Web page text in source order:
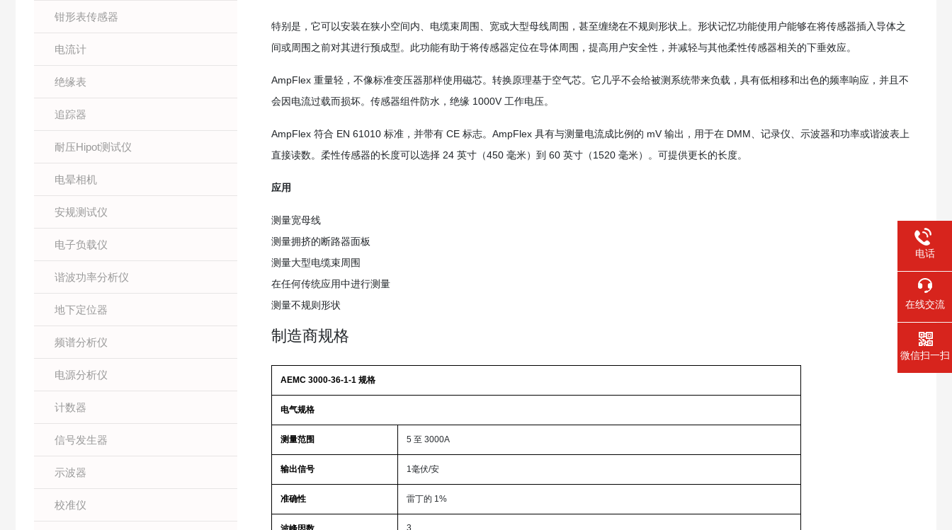
钳形表传感器
电流计
绝缘表
追踪器
耐压Hipot测试仪
电晕相机
安规测试仪
电子负载仪
谐波功率分析仪
地下定位器
频谱分析仪
电源分析仪
计数器
信号发生器
示波器
校准仪
特别是，它可以安装在狭小空间内、电缆束周围、宽或大型母线周围，甚至缠绕在不规则形状上。形状记忆功能使用户能够在将传感器插入导体之
间或周围之前对其进行预成型。此功能有助于将传感器定位在导体周围，提高用户安全性，并减轻与其他柔性传感器相关的下垂效应。
AmpFlex 重量轻，不像标准变压器那样使用磁芯。转换原理基于空气芯。它几乎不会给被测系统带来负载，具有低相移和出色的频率响应，并且不
会因电流过载而损坏。传感器组件防水，绝缘 1000V 工作电压。
AmpFlex 符合 EN 61010 标准，并带有 CE 标志。AmpFlex 具有与测量电流成比例的 mV 输出，用于在 DMM、记录仪、示波器和功率或谐波表上
直接读数。柔性传感器的长度可以选择 24 英寸（450 毫米）到 60 英寸（1520 毫米）。可提供更长的长度。
应用
测量宽母线
测量拥挤的断路器面板
测量大型电缆束周围
在任何传统应用中进行测量
测量不规则形状
制造商规格
AEMC 3000-36-1-1 规格
电气规格
测量范围 5 至 3000A
输出信号 1毫伏/安
准确性 雷丁的 1%
3
电话
在线交流
微信扫一扫